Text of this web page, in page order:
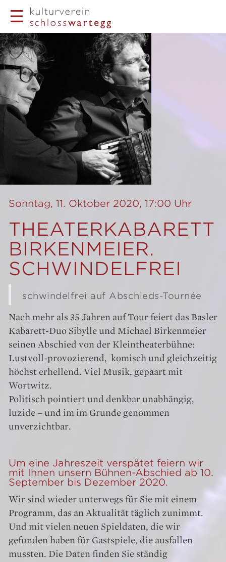
Sonntag, 11. Oktober 2020, 17:00 Uhr
THEATERKABARETT
BIRKENMEIER.
SCHWINDELFREI
schwindelfrei auf Abschieds-Tournée
Nach mehr als 35 Jahren auf Tour feiert das Basler
Kabarett-Duo Sibylle und Michael Birkenmeier
seinen Abschied von der Kleintheaterbühne:
Lustvoll-provozierend, komisch und gleichzeitig
höchst erhellend. Viel Musik, gepaart mit
Wortwitz.
Politisch pointiert und denkbar unabhängig,
luzide – und im im Grunde genommen
unverzichtbar.
Um eine Jahreszeit verspätet feiern wir
mit Ihnen unsern Bühnen-Abschied ab 10.
September bis Dezember 2020.
Wir sind wieder unterwegs für Sie mit einem
Programm, das an Aktualität täglich zunimmt.
Und mit vielen neuen Spieldaten, die wir
gefunden haben für Gastspiele, die ausfallen
mussten. Die Daten finden Sie ständig